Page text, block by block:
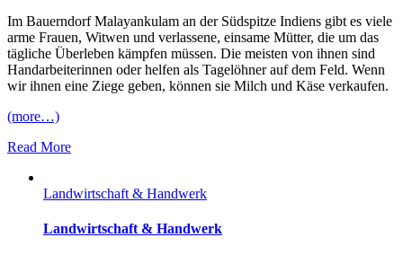
Im Bauerndorf Malayankulam an der Südspitze Indiens gibt es viele
arme Frauen, Witwen und verlassene, einsame Mütter, die um das
tägliche Überleben kämpfen müssen. Die meisten von ihnen sind
Handarbeiterinnen oder helfen als Tagelöhner auf dem Feld. Wenn
wir ihnen eine Ziege geben, können sie Milch und Käse verkaufen.
(more…)
Read More
Landwirtschaft & Handwerk
Landwirtschaft & Handwerk